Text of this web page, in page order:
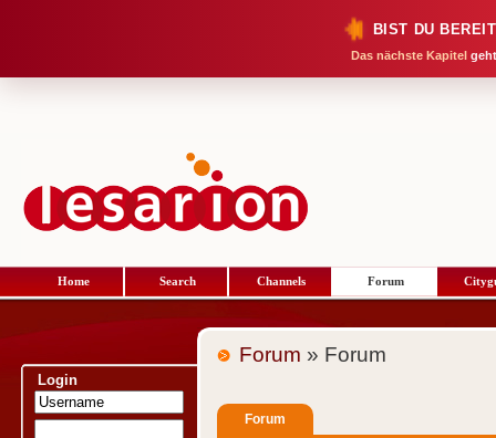
BIST DU
Das nächste Kapitel
Home Search Channels Forum
Login
Forum » Forum
Forum